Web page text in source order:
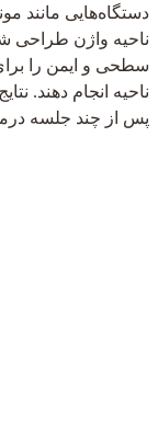
دستگاه‌هایی مانند
ناحیه واژن طراحی
سطحی و ایمن را
ناحیه انجام دهند.
پس از چند جلسه